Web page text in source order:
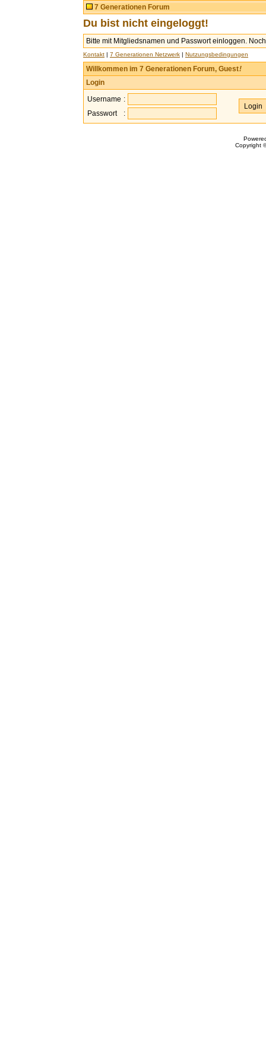
7 Generationen Forum
Du bist nicht eingeloggt!
Bitte mit Mitgliedsnamen und Passwort einloggen.
Kontakt | 7 Generationen Netzwerk | Nutzungsbedingungen
Willkommen im 7 Generationen Forum, Guest!
Login
Username :
Passwort
:
Copyright